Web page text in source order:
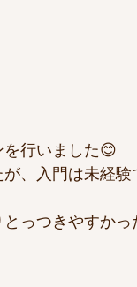
行いました😊
、入門は未経験
っつきやすかっ